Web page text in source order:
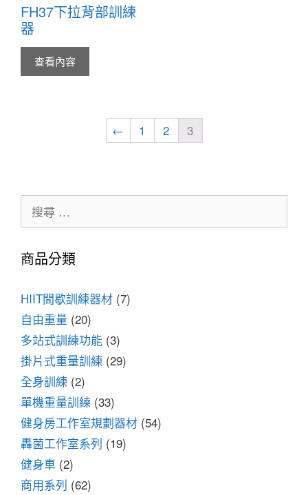
FH37下拉背部訓練
器
查看內容
← 1 2 3
商品分類
HIIT間歇訓練器材 (7)
自由重量 (20)
多站式訓練功能 (3)
掛片式重量訓練 (29)
全身訓練 (2)
單機重量訓練 (33)
健身房工作室規劃器材 (54)
轟菌工作室系列 (19)
健身車 (2)
商用系列 (62)